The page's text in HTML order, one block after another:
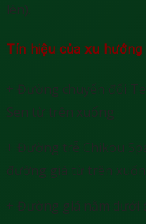
lên).
Tín hiệu của xu
+ Đường chuyển đổi
Sen từ trên xuống
+ Đường trễ Chikou
đường giá từ trên
+ Đường giá nằm dưới